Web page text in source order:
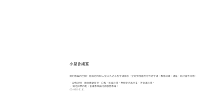
小型會議室
簡約雅致的空間，能滿足約40人至50人之小型會議需求，空間彈性運用可作為會議、教育訓練、講座、研討會等場地。
．設備說明：兩台連動電視、白板、影音設備、無線麥克風兩支、等會議設備。
． 場地採預約制，會議專案請洽詢服務專線：
03-965-2111